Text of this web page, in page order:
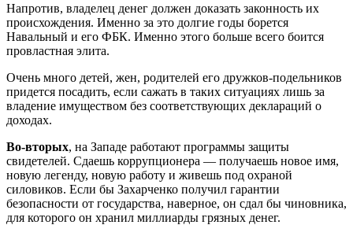
Напротив, владелец денег должен доказать законность их
происхождения. Именно за это долгие годы борется
Навальный и его ФБК. Именно этого больше всего боится
провластная элита.
Очень много детей, жен, родителей его дружков-подельников
придется посадить, если сажать в таких ситуациях лишь за
владение имуществом без соответствующих деклараций о
доходах.
Во-вторых, на Западе работают программы защиты
свидетелей. Сдаешь коррупционера — получаешь новое имя,
новую легенду, новую работу и живешь под охраной
силовиков. Если бы Захарченко получил гарантии
безопасности от государства, наверное, он сдал бы чиновника,
для которого он хранил миллиарды грязных денег.